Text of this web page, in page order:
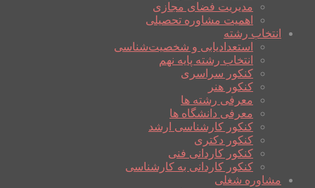
مدیریت فضای مجازی
اهمیت مشاوره تحصیلی
انتخاب رشته
استعدادیابی و شخصیت‌شناسی
انتخاب رشته پایه نهم
کنکور سراسری
کنکور هنر
معرفی رشته ها
معرفی دانشگاه ها
کنکور کارشناسی ارشد
کنکور دکتری
کنکور کاردانی فنی
کنکور کاردانی به کارشناسی
مشاوره شغلی